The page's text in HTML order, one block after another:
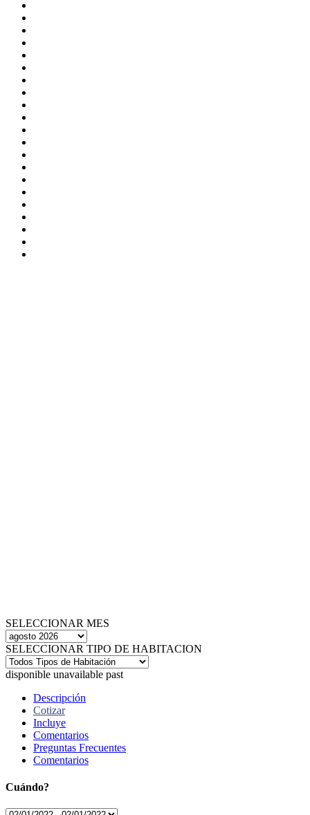
SELECCIONAR MES
SELECCIONAR TIPO DE HABITACION
disponible unavailable past
Descripción
Cotizar
Incluye
Comentarios
Preguntas Frecuentes
Comentarios
Cuándo?